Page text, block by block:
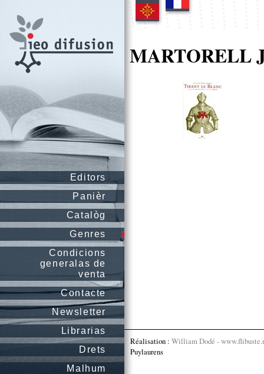
Editors
Panièr
Catalòg
Genres
Condicions
generalas de
venta
Contacte
Newsletter
Librarias
Drets
Malhum
MARTORELL
Réalisation : William Dodé -
Puylaurens